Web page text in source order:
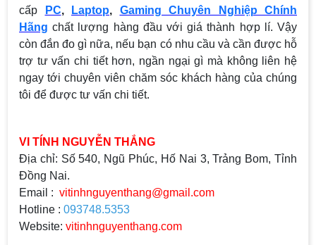
cấp
PC, Laptop, Gaming Chuyên Nghiệp Chính
Hãng chất lượng hàng đầu với giá thành hợp lí. Vậy
còn đắn đo gì nữa, nếu bạn có nhu cầu và cần được hỗ
trợ tư vấn chi tiết hơn, ngần ngại gì mà không liên hệ
ngay tới chuyên viên chăm sóc khách hàng của chúng
tôi để được tư vấn chi tiết.
VI TÍNH NGUYỄN THẮNG
Địa chỉ: Số 540, Ngũ Phúc, Hố Nai 3, Trảng Bom, Tỉnh
Đồng Nai.
Email : vitinhnguyenthang@gmail.com
Hotline : 093748.5353
Website: vitinhnguyenthang.com